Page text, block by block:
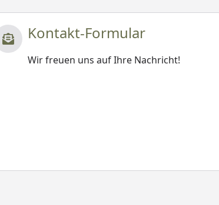
Kontakt-Formular
Wir freuen uns auf Ihre Nachricht!